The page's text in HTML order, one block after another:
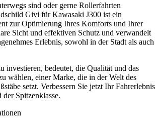
sind oder gerne Rollerfahrten
Givi für Kawasaki J300 ist ein
zur Optimierung Ihres Komforts und Ihrer
Sicht und effektiven Schutz und verwandelt
Erlebnis, sowohl in der Stadt als auch
investieren, bedeutet, die Qualität und das
wählen, einer Marke, die in der Welt des
setzt. Verbessern Sie jetzt Ihr Fahrerlebnis
Spitzenklasse.